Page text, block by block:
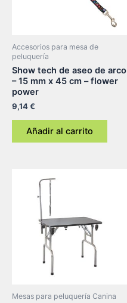
Accesorios para mesa de
peluquería
Show tech de aseo de arco
– 15 mm x 45 cm – flower
power
9,14€
Añadir al carrito
Mesas para peluquería Canina